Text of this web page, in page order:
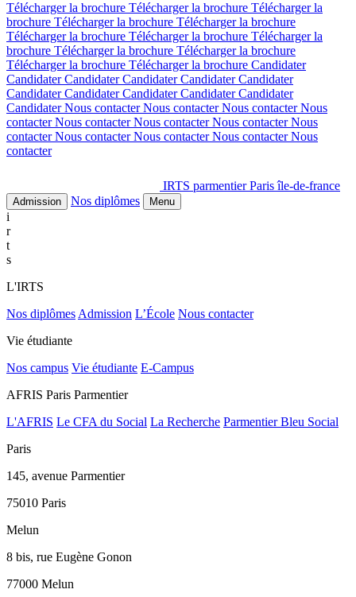
Télécharger la brochure Télécharger la brochure Télécharger la
brochure Télécharger la brochure Télécharger la brochure
Télécharger la brochure Télécharger la brochure Télécharger la
brochure Télécharger la brochure Télécharger la brochure
Télécharger la brochure Télécharger la brochure Candidater
CandidaterCandidaterCandidaterCandidaterCandidater
CandidaterCandidaterCandidaterCandidaterCandidater
CandidaterNous contacterNous contacterNous contacterNous
contacterNous contacterNous contacterNous contacterNous
contacterNous contacterNous contacterNous contacterNous
contacter
IRTS parmentier Paris île-de-france
Admission Nos diplômes Menu
i
r
t
s
L'IRTS
Nos diplômes Admission L’École Nous contacter
Vie étudiante
Nos campus Vie étudiante E-Campus
AFRIS Paris Parmentier
L'AFRIS Le CFA du Social La Recherche Parmentier Bleu Social
Paris
145, avenue Parmentier
75010 Paris
Melun
8 bis, rue Eugène Gonon
77000 Melun